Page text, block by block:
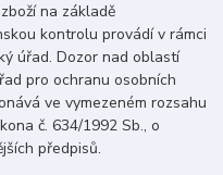
na základě
kontrolu provádí v rámci
úřad. Dozor nad oblastí
pro ochranu osobních
ve vymezeném rozsahu
č. 634/1992 Sb., o
předpisů.